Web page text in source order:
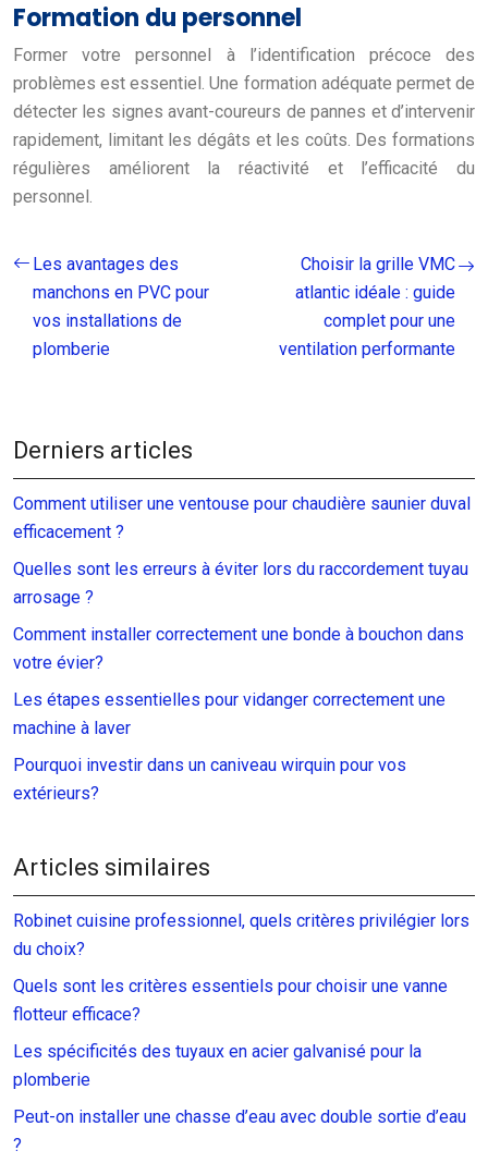
Formation du personnel
Former votre personnel à l’identification précoce des
problèmes est essentiel. Une formation adéquate permet de
détecter les signes avant-coureurs de pannes et d’intervenir
rapidement, limitant les dégâts et les coûts. Des formations
régulières améliorent la réactivité et l’efficacité du
personnel.
Les avantages des
manchons en PVC pour
vos installations de
plomberie
Choisir la grille VMC
atlantic idéale : guide
complet pour une
ventilation performante
Derniers articles
Comment utiliser une ventouse pour chaudière saunier duval
efficacement ?
Quelles sont les erreurs à éviter lors du raccordement tuyau
arrosage ?
Comment installer correctement une bonde à bouchon dans
votre évier?
Les étapes essentielles pour vidanger correctement une
machine à laver
Pourquoi investir dans un caniveau wirquin pour vos
extérieurs?
Articles similaires
Robinet cuisine professionnel, quels critères privilégier lors
du choix?
Quels sont les critères essentiels pour choisir une vanne
flotteur efficace?
Les spécificités des tuyaux en acier galvanisé pour la
plomberie
Peut-on installer une chasse d’eau avec double sortie d’eau
?